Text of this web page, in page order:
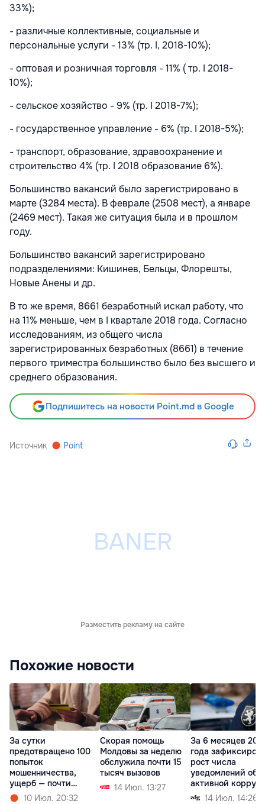
33%);
- различные коллективные, социальные и
персональные услуги - 13% (тр. I, 2018-10%);
- оптовая и розничная торговля - 11% ( тр. I 2018-
10%);
- сельское хозяйство - 9% (тр. I 2018-7%);
- государственное управление - 6% (тр. I 2018-5%);
- транспорт, образование, здравоохранение и
строительство 4% (тр. I 2018 образование 6%).
Большинство вакансий было зарегистрировано в
марте (3284 места). В феврале (2508 мест), а январе
(2469 мест). Такая же ситуация была и в прошлом
году.
Большинство вакансий зарегистрировано
подразделениями: Кишинев, Бельцы, Флорешты,
Новые Анены и др.
В то же время, 8661 безработный искал работу, что
на 11% меньше, чем в I квартале 2018 года. Согласно
исследованиям, из общего числа
зарегистрированных безработных (8661) в течение
первого триместра большинство было без высшего и
среднего образования.
Подпишитесь на новости Point.md в Google
Источник Point
Разместить рекламу на сайте
Похожие новости
За сутки
предотвращено 100
попыток
мошенничества,
ущерб — почти
миллион леев
10 Июл. 20:32
Скорая помощь
Молдовы за неделю
обслужила почти 15
тысяч вызовов
14 Июл. 13:27
За 6 месяцев
года
рост числа
уведомлений об
активной
14 Июл. 14:26